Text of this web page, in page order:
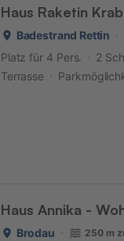
Haus Raketin
Badestrand Rettin
Platz für 4 Pers. 2
Terrasse
Haus Annika -
Brodau 250 m